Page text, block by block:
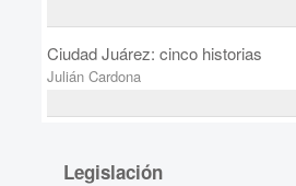
Ciudad Juárez: cinco historias
Julián Cardona
Legislación